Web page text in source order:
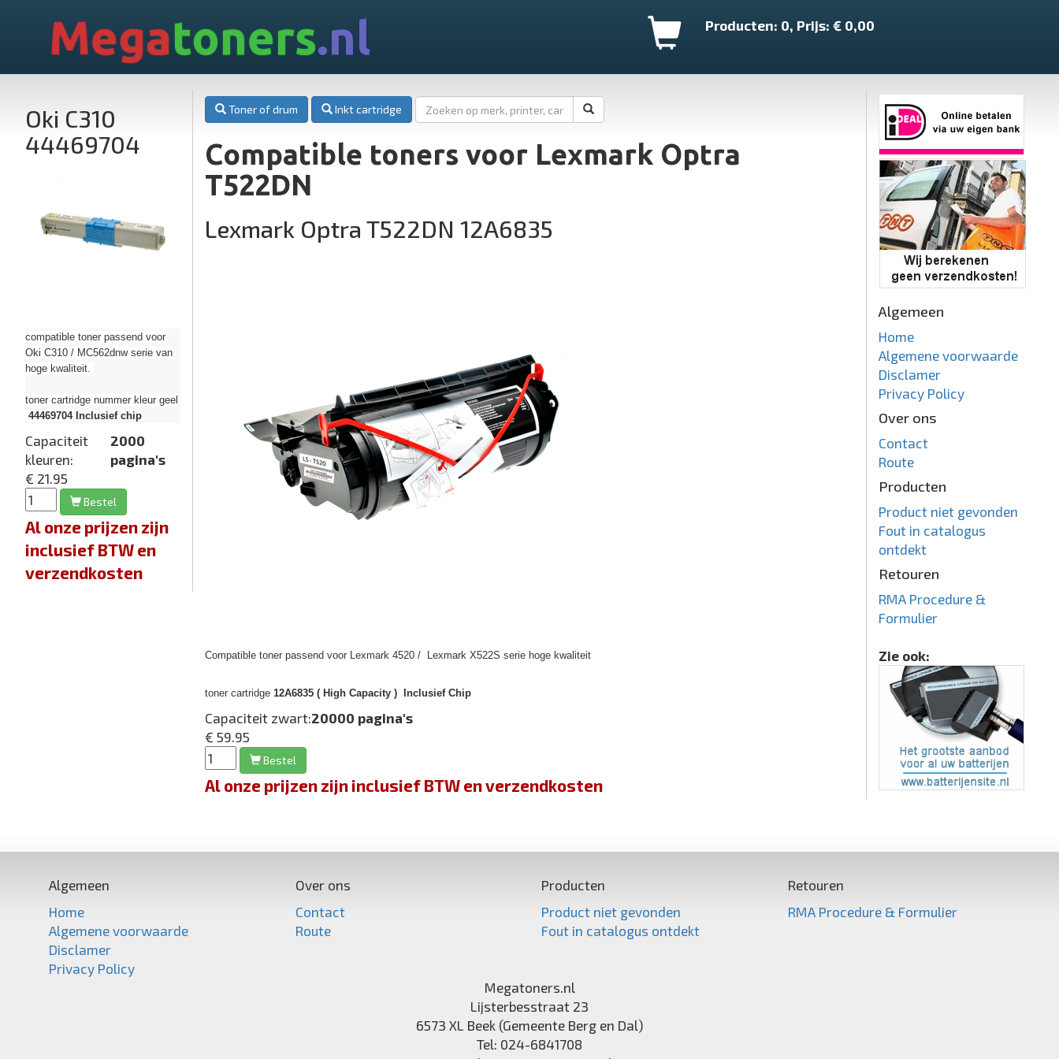
Megatoners.nl Producten: 0, Prijs: € 0,00
Oki C310
44469704
compatible toner passend voor
Oki C310 / MC562dnw serie van
hoge kwaliteit.
toner cartridge nummer kleur geel
44469704Inclusief chip
Capaciteit
kleuren:
2000
pagina's
€ 21.95
Bestel
Al onze prijzen zijn
inclusief BTW en
verzendkosten
Toner of drum Inkt cartridge
Compatible toners voor Lexmark Optra
T522DN
Lexmark Optra T522DN 12A6835
Compatible toner passend voor Lexmark 4520 / Lexmark X522S serie hoge kwaliteit
toner cartridge12A6835 ( High Capacity ) Inclusief Chip
Capaciteit zwart:20000 pagina's
€ 59.95
Bestel
Al onze prijzen zijn inclusief BTW en verzendkosten
Algemeen
Home
Algemene voorwaarde
Disclamer
Privacy Policy
Over ons
Contact
Route
Producten
Product niet gevonden
Fout in catalogus
ontdekt
Retouren
RMA Procedure &
Formulier
Zie ook:
Algemeen
Home
Algemene voorwaarde
Disclamer
Privacy Policy
Over ons
Contact
Route
Producten
Product niet gevonden
Fout in catalogus ontdekt
Retouren
RMA Procedure & Formulier
Megatoners.nl
Lijsterbesstraat 23
6573 XL Beek (Gemeente Berg en Dal)
Tel: 024-6841708